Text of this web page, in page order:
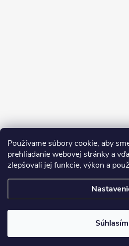
Používame súbory cookie, aby
prehliadanie webovej stránky a
zlepšovali jej funkcie, výkon a
Súhlasím
Sledovať na Instagrame
Vytvoril Shoptet
Copyright 2026LEDprodukt.sk.